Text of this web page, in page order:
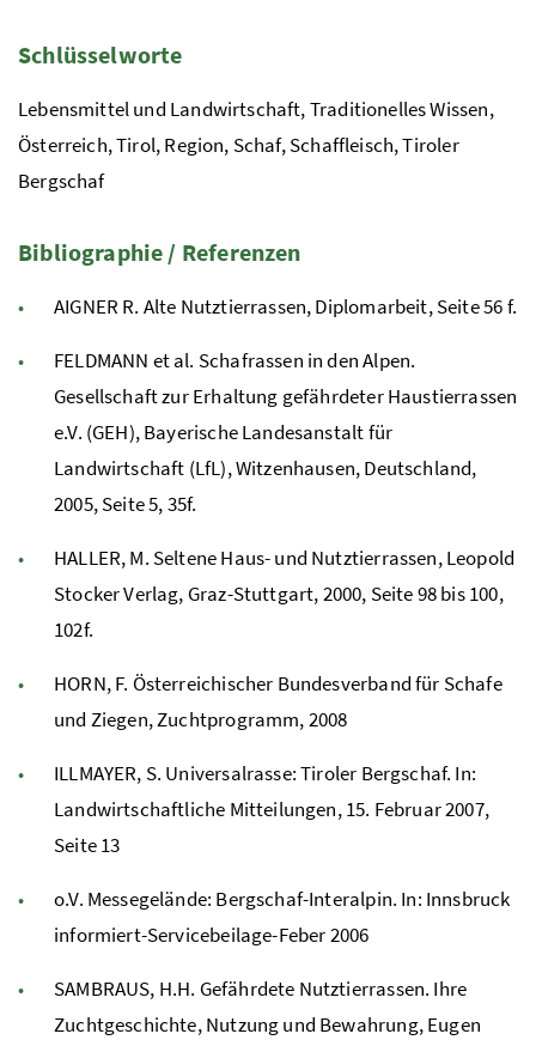
Schlüsselworte
Lebensmittel und Landwirtschaft, Traditionelles Wissen,
Österreich, Tirol, Region, Schaf, Schaffleisch, Tiroler
Bergschaf
Bibliographie / Referenzen
AIGNER R. Alte Nutztierrassen, Diplomarbeit, Seite 56 f.
FELDMANN et al. Schafrassen in den Alpen.
Gesellschaft zur Erhaltung gefährdeter Haustierrassen
e.V. (GEH), Bayerische Landesanstalt für
Landwirtschaft (LfL), Witzenhausen, Deutschland,
2005, Seite 5, 35f.
HALLER, M. Seltene Haus- und Nutztierrassen, Leopold
Stocker Verlag, Graz-Stuttgart, 2000, Seite 98 bis 100,
102f.
HORN, F. Österreichischer Bundesverband für Schafe
und Ziegen, Zuchtprogramm, 2008
ILLMAYER, S. Universalrasse: Tiroler Bergschaf. In:
Landwirtschaftliche Mitteilungen, 15. Februar 2007,
Seite 13
o.V. Messegelände: Bergschaf-Interalpin. In: Innsbruck
informiert-Servicebeilage-Feber 2006
SAMBRAUS, H.H. Gefährdete Nutztierrassen. Ihre
Zuchtgeschichte, Nutzung und Bewahrung, Eugen